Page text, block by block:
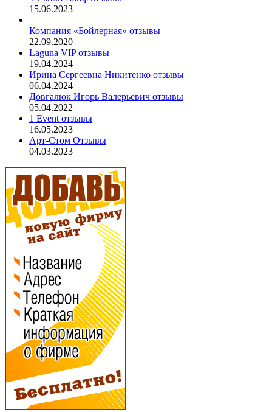
15.06.2023
Компания «Бойлерная» отзывы
22.09.2020
Laguna VIP отзывы
19.04.2024
Ирина Сергеевна Никитенко отзывы
06.04.2024
Довгалюк Игорь Валерьевич отзывы
05.04.2022
1 Event отзывы
16.05.2023
Арт-Стом Отзывы
04.03.2023